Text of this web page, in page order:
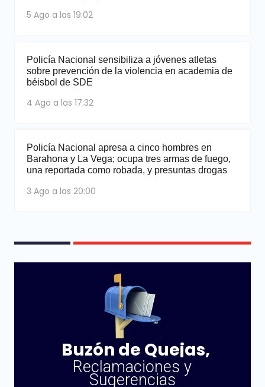
5 Ago a las 19:02
Policía Nacional sensibiliza a jóvenes atletas
sobre prevención de la violencia en academia de
béisbol de SDE
4 Ago a las 17:32
Policía Nacional apresa a cinco hombres en
Barahona y La Vega; ocupa tres armas de fuego,
una reportada como robada, y presuntas drogas
3 Ago a las 20:00
Buzón de Quejas,
Reclamaciones y
Sugerencias